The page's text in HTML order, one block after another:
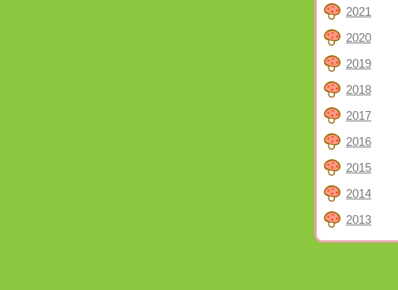
2021
2020
2019
2018
2017
2016
2015
2014
2013